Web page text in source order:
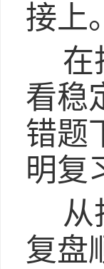
接上。
在
看稳
错题
明复
从
复盘